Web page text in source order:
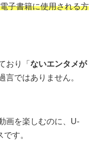
子書籍に使用される方
おり「 ないエンタメが
言ではありません。
画を楽しむのに、U-
す。